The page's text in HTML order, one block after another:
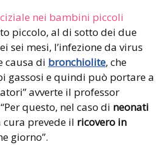
nei bambini piccoli
piccolo, al di sotto dei due
sei mesi, l’infezione da virus
causa di bronchiolite, che
gassosi e quindi può portare a
avverte il professor
questo, nel caso di neonati
cura prevede il ricovero in
giorno”.